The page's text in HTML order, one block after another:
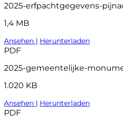
2025-erfpachtgegevens-
1,4 MB
Ansehen | Herunterladen
PDF
2025-gemeentelijke-
1.020 KB
Ansehen | Herunterladen
PDF